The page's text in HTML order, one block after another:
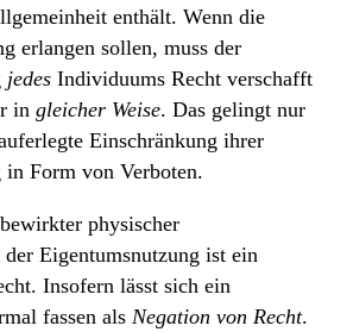
enthält. Wenn die
erlangen sollen, muss der
jedes Individuums Recht verschafft
in gleicher Weise. Das gelingt nur
Einschränkung ihrer
in Form von Verboten.
physischer
Eigentumsnutzung ist ein
Insofern lässt sich ein
fassen als Negation von Recht.